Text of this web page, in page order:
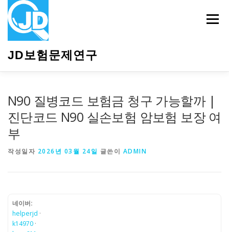
JD보험문제연구
메뉴
N90 질병코드 보험금 청구 가능할까 |
진단코드 N90 실손보험 암보험 보장 여
부
작성일자 2026년 03월 24일 글쓴이 ADMIN
네이버:
helperjd ·
k14970 ·